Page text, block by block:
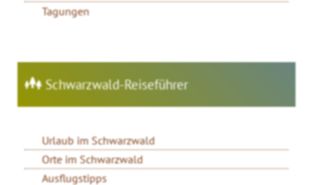
Tagungen
Schwarzwald-Reiseführer
Urlaub im Schwarzwald
Orte im Schwarzwald
Ausflugstipps